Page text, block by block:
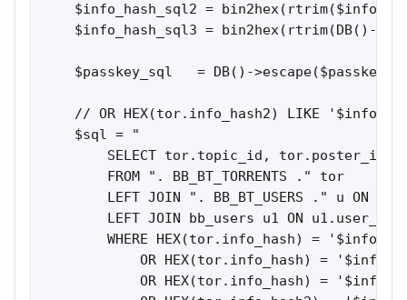
$info_hash_sql2 =
$info_hash_sql3 = bin2hex(rtrim(DB()-
    $passkey_sql   = DB()->escape($passkey);
// OR HEX(tor.info_hash2) LIKE
    $sql = "
SELECT tor.topic_id, tor.poster_id,
        FROM ". BB_BT_TORRENTS ." tor
LEFT JOIN ". BB_BT_USERS ." u ON
LEFT JOIN bb_users u1 ON u1.user_id
WHERE HEX(tor.info_hash) =
OR HEX(tor.info_hash) =
OR HEX(tor.info_hash) =